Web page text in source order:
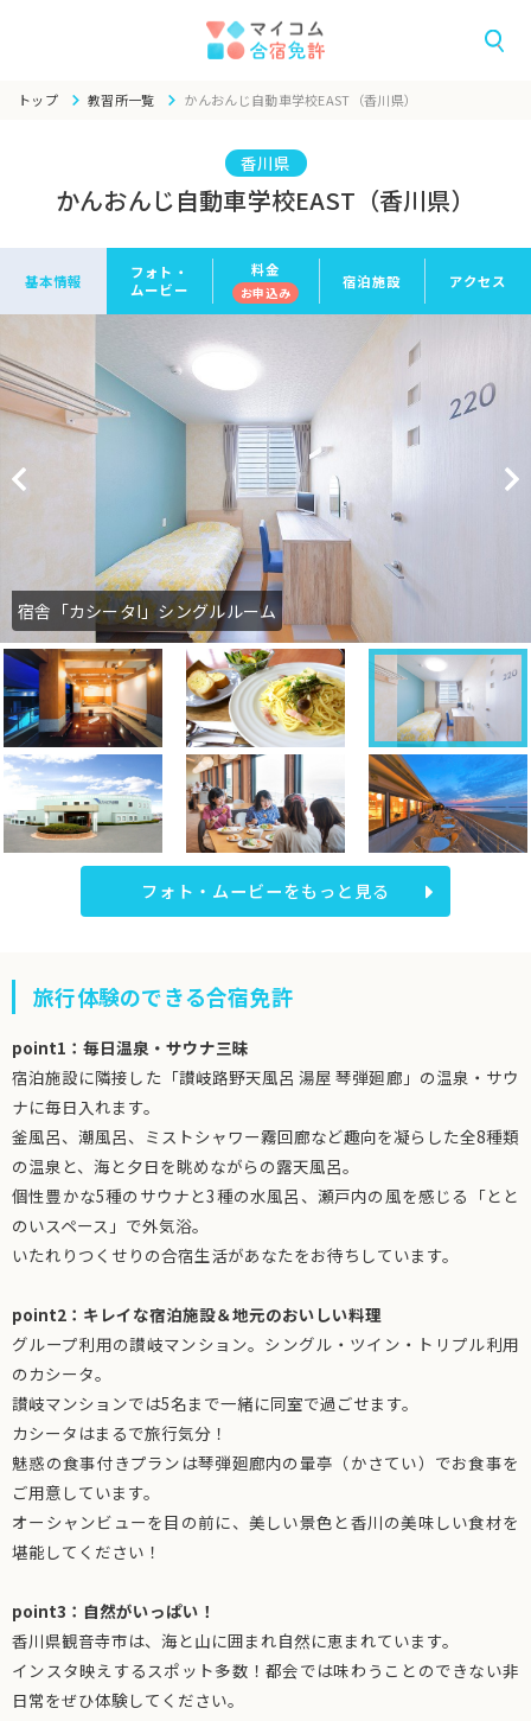
トップ 教習所一覧 かんおんじ自動車学校EAST（香川県）
香川県
かんおんじ自動車学校EAST（香川県）
基本情報
フォト・
ムービー
料金
お申込み
宿泊施設 アクセス
宿舎「カシータI」シングルルーム
フォト・ムービーをもっと見る
旅行体験のできる合宿免許
point1：毎日温泉・サウナ三昧
宿泊施設に隣接した「讃岐路野天風呂 湯屋 琴弾廻廊」の温泉・サウ
ナに毎日入れます。
釜風呂、潮風呂、ミストシャワー霧回廊など趣向を凝らした全8種類
の温泉と、海と夕日を眺めながらの露天風呂。
個性豊かな5種のサウナと3種の水風呂、瀬戸内の風を感じる「とと
のいスペース」で外気浴。
いたれりつくせりの合宿生活があなたをお待ちしています。
point2：キレイな宿泊施設＆地元のおいしい料理
グループ利用の讃岐マンション。シングル・ツイン・トリプル利用
のカシータ。
讃岐マンションでは5名まで一緒に同室で過ごせます。
カシータはまるで旅行気分！
魅惑の食事付きプランは琴弾廻廊内の暈亭（かさてい）でお食事を
ご用意しています。
オーシャンビューを目の前に、美しい景色と香川の美味しい食材を
堪能してください！
point3：自然がいっぱい！
香川県観音寺市は、海と山に囲まれ自然に恵まれています。
インスタ映えするスポット多数！都会では味わうことのできない非
日常をぜひ体験してください。